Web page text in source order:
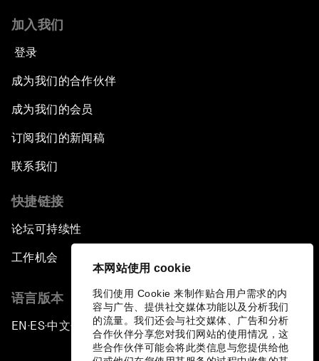
本网站使用 cookie
我们使用 Cookie 来制作贴合用户需求的内
容与广告、提供社交媒体功能以及分析我们
的流量。我们还会与社交媒体、广告和分析
合作伙伴分享您对我们网站的使用情况，这
些合作伙伴可能会将此类信息与您提供给他
加入我们
登录
成为我们的合作伙伴
成为我们的会员
订阅我们的新闻稿
联系我们
快捷链接
论坛可持续性
工作机会
语言版本
EN ▪ES▪中文▪ 日本語